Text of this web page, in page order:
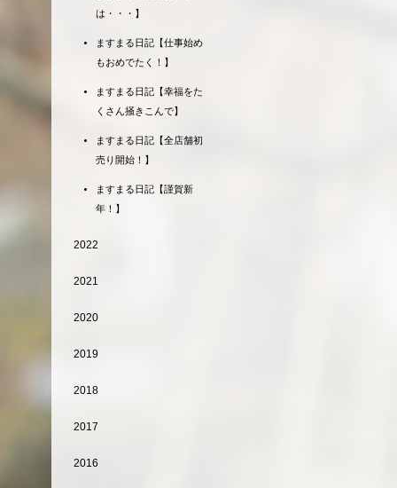
は・・・】
ますまる日記【仕事始め
もおめでたく！】
ますまる日記【幸福をた
くさん掻きこんで】
ますまる日記【全店舗初
売り開始！】
ますまる日記【謹賀新
年！】
2022
2021
2020
2019
2018
2017
2016